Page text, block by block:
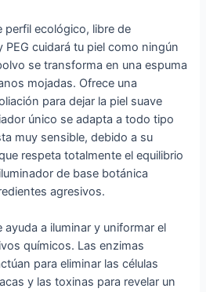
perfil ecológico, libre de
cuidará tu piel como ningún
se transforma en una espuma
mojadas. Ofrece una
para dejar la piel suave
único se adapta a todo tipo
muy sensible, debido a su
respeta totalmente el equilibrio
de base botánica
agresivos.
a iluminar y uniformar el
químicos. Las enzimas
para eliminar las células
y las toxinas para revelar un